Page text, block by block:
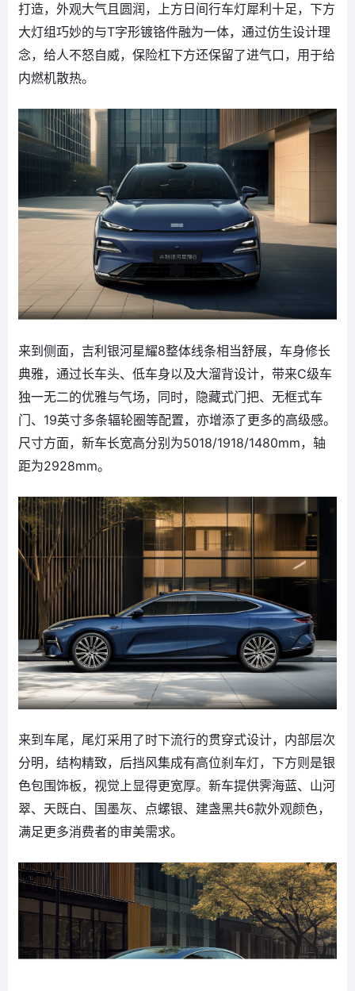
打造，外观大气且圆润，上方日间行车灯犀利十足，下方
大灯组巧妙的与T字形镀铬件融为一体，通过仿生设计理
念，给人不怒自威，保险杠下方还保留了进气口，用于给
内燃机散热。
来到侧面，吉利银河星耀8整体线条相当舒展，车身修长
典雅，通过长车头、低车身以及大溜背设计，带来C级车
独一无二的优雅与气场，同时，隐藏式门把、无框式车
门、19英寸多条辐轮圈等配置，亦增添了更多的高级感。
尺寸方面，新车长宽高分别为5018/1918/1480mm，轴
距为2928mm。
来到车尾，尾灯采用了时下流行的贯穿式设计，内部层次
分明，结构精致，后挡风集成有高位刹车灯，下方则是银
色包围饰板，视觉上显得更宽厚。新车提供霁海蓝、山河
翠、天既白、国墨灰、点螺银、建盏黑共6款外观颜色，
满足更多消费者的审美需求。